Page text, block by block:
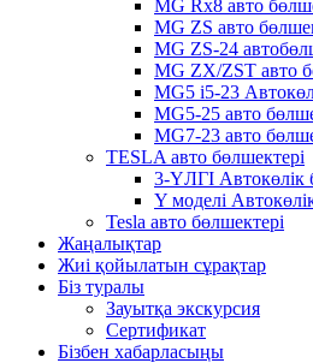
MG Rx8 авто
MG ZS авто
MG ZS-24
MG ZX/ZST авто
MG5 i5-23
MG5-25 авто
MG7-23 авто
TESLA авто бөлшектері
3-ҮЛГІ Автокөлік
Y моделі
Tesla авто бөлшектері
Жаңалықтар
Жиі қойылатын сұрақтар
Біз туралы
Зауытқа экскурсия
Сертификат
Бізбен хабарласыңы